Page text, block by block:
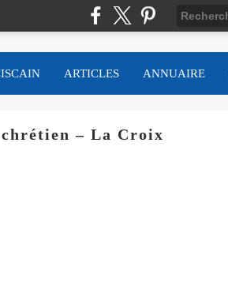
ARTICLES ANNUAIRE
– La Croix